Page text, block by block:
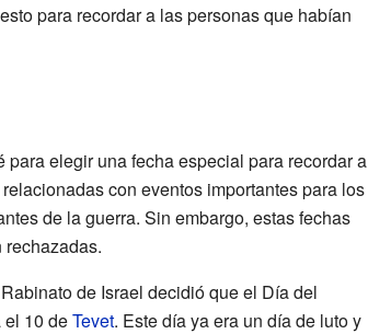
para recordar a las personas que habían
elegir una fecha especial para recordar a
con eventos importantes para los
de la guerra. Sin embargo, estas fechas
de Israel decidió que el Día del
el 10 deTevet. Este día ya era un día de luto y